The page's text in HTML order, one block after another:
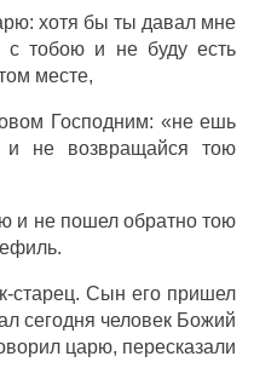
: хотя бы ты давал мне
с тобою и не буду есть
месте,
Господним: «неешь
и не возвращайся тою
и не пошел обратно тою
.
старец.Сын его пришел
сегодня человек Божий
царю, пересказали